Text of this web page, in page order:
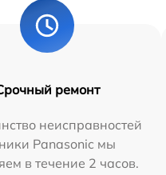
ремонт
неисправностей
Panasonic мы
в течение 2 часов.